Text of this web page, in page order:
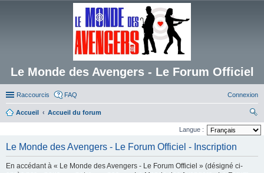
Le Monde des Avengers - Le Forum Officiel
Raccourcis FAQ Connexion
Accueil
Accueil du forum
ec
ch
Langue :
Le Monde des Avengers - Le Forum Officiel - Inscription
En accédant à « Le Monde des Avengers - Le Forum Officiel » (désigné ci-